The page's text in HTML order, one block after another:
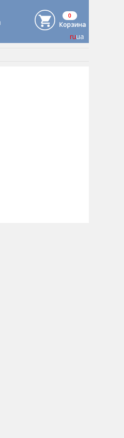
ruua
0
Корзина